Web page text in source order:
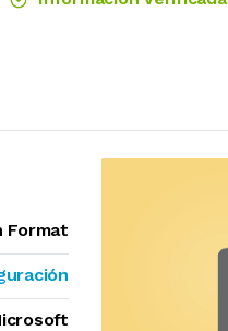
Format